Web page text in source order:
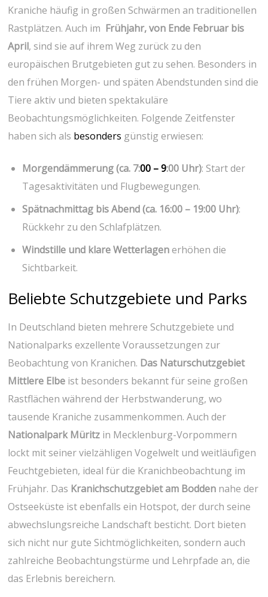
Kraniche häufig in großen Schwärmen an traditionellen
Rastplätzen. Auch im ‌ Frühjahr, ​von Ende Februar bis
April, sind sie auf ihrem Weg zurück zu den
europäischen Brutgebieten gut zu sehen. Besonders in
den ⁣frühen Morgen- und späten ‍Abendstunden sind die
​Tiere aktiv und bieten spektakuläre⁢
Beobachtungsmöglichkeiten. Folgende⁢ Zeitfenster
haben sich als ⁣ besonders günstig erwiesen:
Morgendämmerung (ca. 7:00⁤ – 9:00 Uhr): Start der
Tagesaktivitäten und Flugbewegungen.
Spätnachmittag bis Abend (ca. 16:00 – 19:00 Uhr):
Rückkehr⁢ zu den Schlafplätzen.
Windstille und klare Wetterlagenerhöhen die
Sichtbarkeit.
Beliebte Schutzgebiete und Parks
In Deutschland bieten mehrere Schutzgebiete ⁤und
Nationalparks exzellente Voraussetzungen zur
Beobachtung von Kranichen. Das Naturschutzgebiet
Mittlere Elbe ist besonders bekannt für seine großen
Rastflächen während der Herbstwanderung, wo
tausende Kraniche⁣ zusammenkommen. Auch der
Nationalpark ⁢Müritz in ⁣Mecklenburg-Vorpommern
lockt mit seiner vielzähligen Vogelwelt und weitläufigen
Feuchtgebieten, ideal für die Kranichbeobachtung im
Frühjahr. Das Kranichschutzgebiet am Bodden nahe der
Ostseeküste ist ebenfalls ein Hotspot, der durch seine
abwechslungsreiche Landschaft besticht. Dort bieten
sich nicht nur gute Sichtmöglichkeiten, sondern auch
zahlreiche Beobachtungstürme und Lehrpfade an, die
das Erlebnis bereichern.